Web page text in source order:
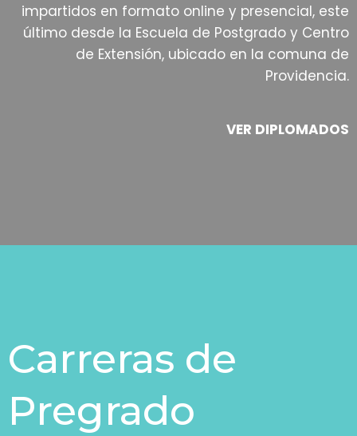
impartidos en formato online y presencial, este
último desde la Escuela de Postgrado y Centro
de Extensión, ubicado en la comuna de
Providencia.
VER DIPLOMADOS
Carreras de
Pregrado